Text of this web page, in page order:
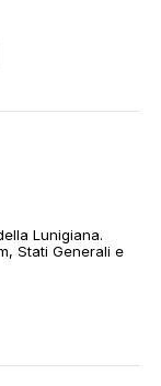
Lunigiana.
Stati Generali e